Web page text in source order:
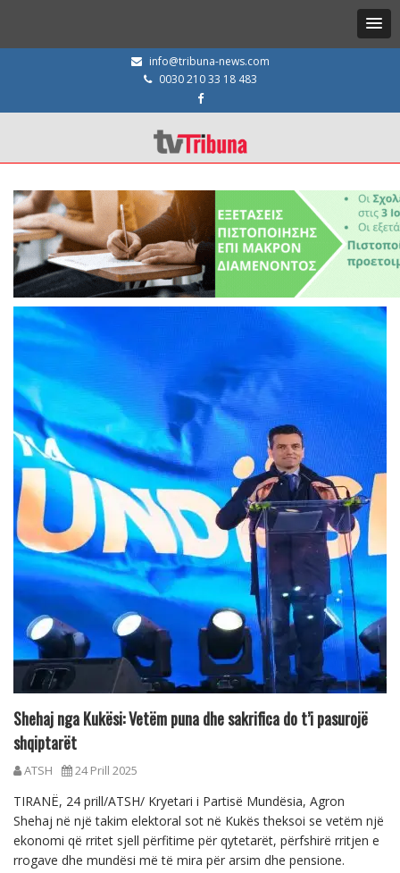
info@tribuna-news.com
0030 210 33 18 483
Shehaj nga Kukësi: Vetëm puna dhe sakrifica do t’i pasurojë
shqiptarët
ATSH 24 Prill 2025
TIRANË, 24 prill/ATSH/ Kryetari i Partisë Mundësia, Agron
Shehaj në një takim elektoral sot në Kukës theksoi se vetëm një
ekonomi që rritet sjell përfitime për qytetarët, përfshirë rritjen e
rrogave dhe mundësi më të mira për arsim dhe pensione.